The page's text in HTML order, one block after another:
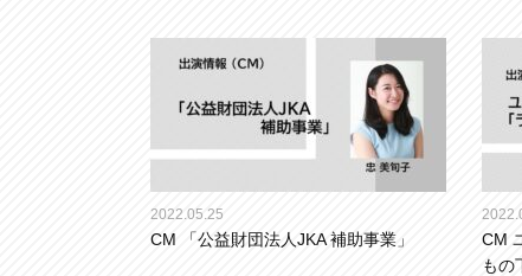
2022.05.25
CM 「公益財団法人JKA 補助事業」
CM
もの